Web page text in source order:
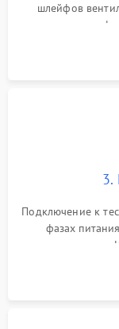
шлейфов
кристалла
памяти и зоны
3.
Подключение к
фазах